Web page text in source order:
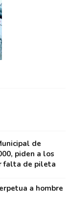
de
piden a los
falta de pileta
a hombre